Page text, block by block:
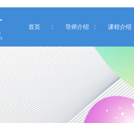
首页 导师介绍 课程介绍